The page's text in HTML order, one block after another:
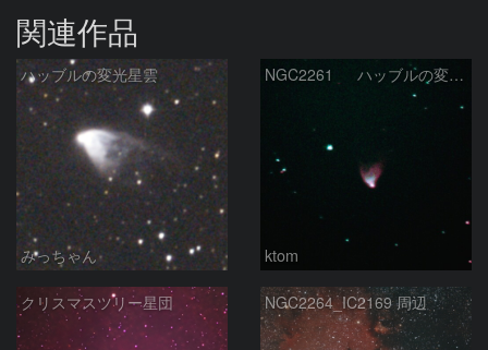
関連作品
ハッブルの変光星雲
みっちゃん
NGC2261 ハッブルの変光星雲 2026-4-2
ktom
クリスマスツリー星団 NGC2264_IC2169 周辺